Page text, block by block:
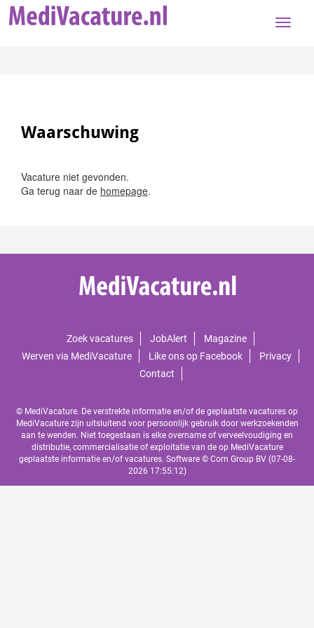
Toggle
Waarschuwing
Vacature niet gevonden.
Ga terug naar de homepage.
Zoek vacatures JobAlert
Magazine
Werven via MediVacature
Like ons op Facebook
Privacy
Contact
© MediVacature. De verstrekte informatie en/of de geplaatste vacatures op
MediVacature zijn uitsluitend voor persoonlijk gebruik door werkzoekenden
aan te wenden. Niet toegestaan is elke overname of verveelvoudiging en
distributie, commercialisatie of exploitatie van de op MediVacature
geplaatste informatie en/of vacatures. Software © Corn Group BV (07-08-
2026 17:55:12)